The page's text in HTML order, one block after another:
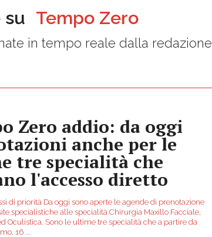
su Tempo Zero
in tempo reale dalla redazione
Zero addio: da oggi
anche per le
tre specialità che
l'accesso diretto
di priorità Da oggi sono aperte le agende di prenotazione
specialistiche alle specialità Chirurgia Maxillo Facciale,
Oculistica. Sono le ultime tre specialità che a partire da
16